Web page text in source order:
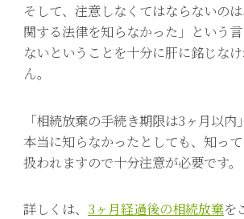
そして、注意しなくてはならないの
関する法律を知らなかった」という
ないということを十分に肝に銘じな
ん。
「相続放棄の手続き期限は3ヶ月以
本当に知らなかったとしても、知っ
扱われますので十分注意が必要です。
詳しくは、 3ヶ月経過後の相続放棄を